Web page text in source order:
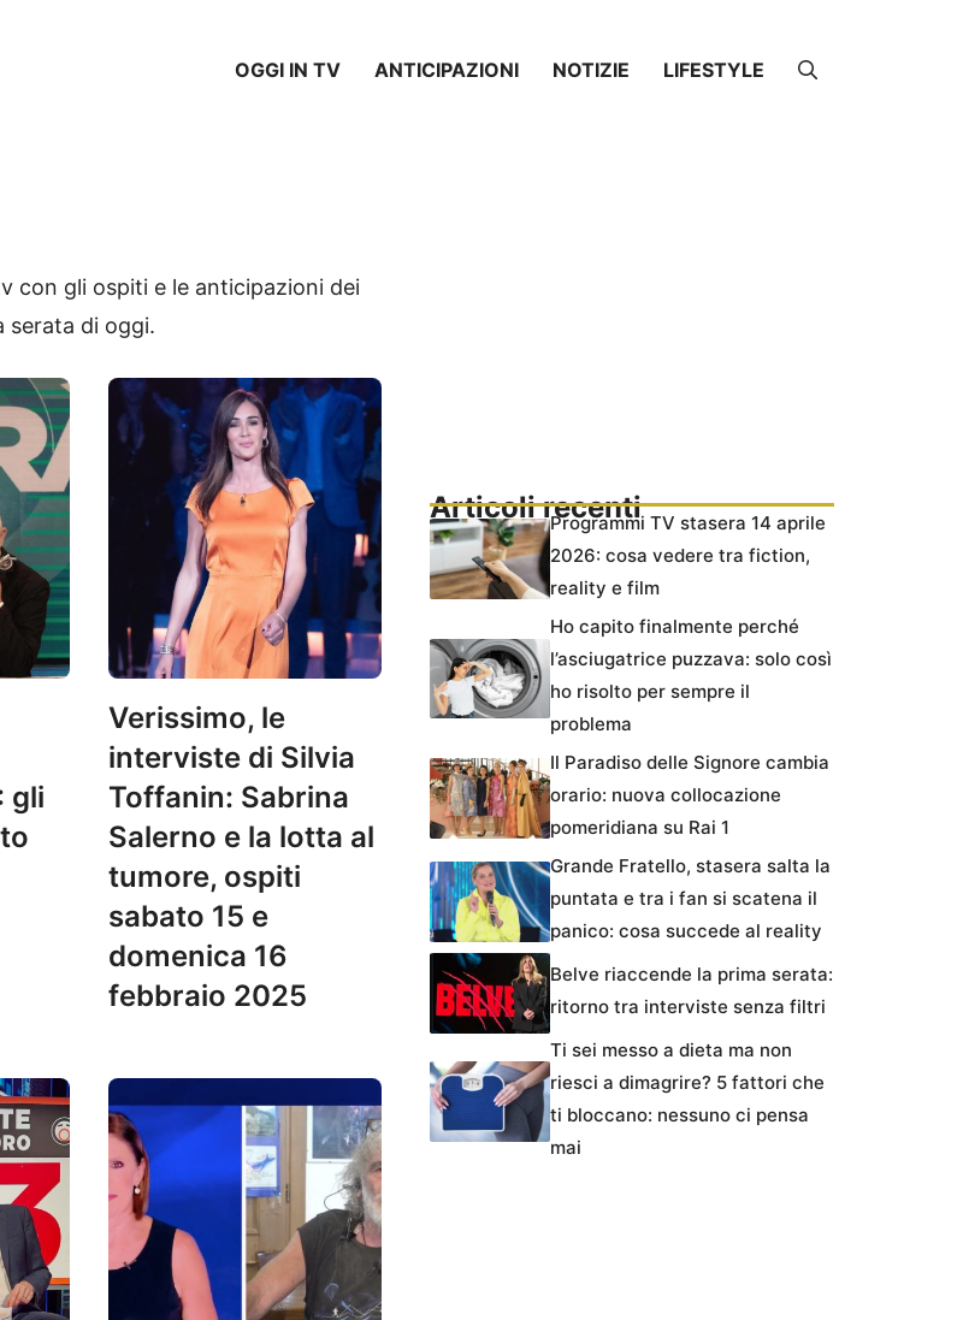
OGGI IN TV ANTICIPAZIONI NOTIZIE LIFESTYLE
con gli ospiti e le anticipazioni dei
serata di oggi.
gli
Verissimo, le
interviste di Silvia
Toffanin: Sabrina
Salerno e la lotta al
tumore, ospiti
sabato 15 e
domenica 16
febbraio 2025
Articoli recentiProgrammi TV stasera 14 aprile
2026: cosa vedere tra fiction,
reality e film
Ho capito finalmente perché
l’asciugatrice puzzava: solo così
ho risolto per sempre il
problema
Il Paradiso delle Signore cambia
orario: nuova collocazione
pomeridiana su Rai 1
Grande Fratello, stasera salta la
puntata e tra i fan si scatena il
panico: cosa succede al reality
Belve riaccende la prima serata:
ritorno tra interviste senza filtri
Ti sei messo a dieta ma non
riesci a dimagrire? 5 fattori che
ti bloccano: nessuno ci pensa
mai